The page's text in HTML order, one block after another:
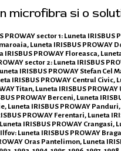
si o
sector 1: Luneta IRISBUS
Luneta IRISBUS PROWAY
PROWAY Floreasca,
sector 2: Luneta IRISBUS
IRISBUS PROWAY Stefan Cel
IRISBUS PROWAY Centrul
Titan, Luneta IRISBUS
PROWAY Berceni, Luneta
IRISBUS PROWAY
PROWAY Ferentari, Luneta
IRISBUS PROWAY Crangasi,
Luneta IRISBUS PROWAY
Oras Pantelimon, Luneta